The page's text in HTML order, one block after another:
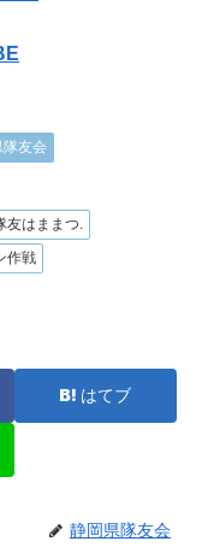
隊友会
はままつ.
作戦
はてブ
静岡県隊友会